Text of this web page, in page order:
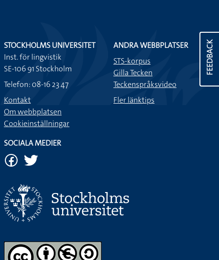
FEEDBACK
STOCKHOLMS UNIVERSITET
Inst. för lingvistik
SE-106 91 Stockholm
Telefon: 08-16 23 47
Kontakt
Om webbplatsen
Cookieinställningar
ANDRA WEBBPLATSER
STS-korpus
Gilla Tecken
Teckenspråksvideo
Fler länktips
SOCIALA MEDIER